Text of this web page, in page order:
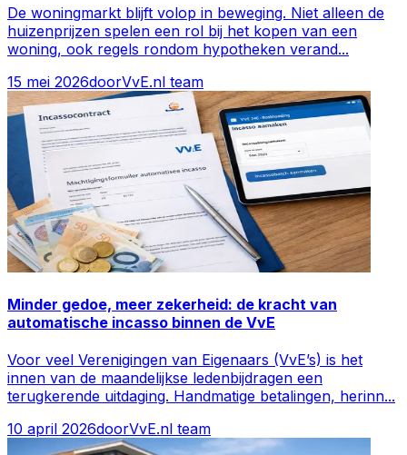
De woningmarkt blijft volop in beweging. Niet alleen de
huizenprijzen spelen een rol bij het kopen van een
woning, ook regels rondom hypotheken verand...
15 mei 2026doorVvE.nl team
Minder gedoe, meer zekerheid: de kracht van
automatische incasso binnen de VvE
Voor veel Verenigingen van Eigenaars (VvE’s) is het
innen van de maandelijkse ledenbijdragen een
terugkerende uitdaging. Handmatige betalingen, herinn...
10 april 2026doorVvE.nl team